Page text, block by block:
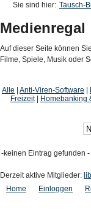
Sie sind hier: Tausch-
Medienregal
Auf dieser Seite können
Filme, Spiele, Musik oder
Alle
Anti-Viren-Software
Freizeit| Homebanking
-keinen Eintrag gefunden -
Derzeit aktive Mitglieder:
Home
Einloggen